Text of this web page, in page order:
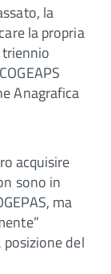
la
la propria
Anagrafica
acquisire
sono in
ma
del